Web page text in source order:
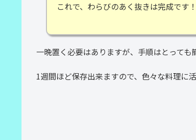
これで、わらびのあく抜きは完成です！
一晩置く必要はありますが、手順はとっても
1週間ほど保存出来ますので、色々な料理に